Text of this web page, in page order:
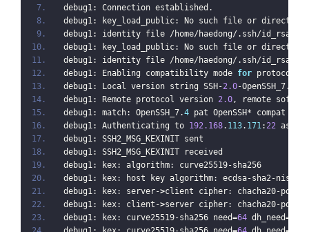
debug1: Connection established.
debug1: key_load_public: No such file or directory
debug1: identity file /home/haedong/.ssh/id_rsa
debug1: key_load_public: No such file or directory
debug1: identity file /home/haedong/.ssh/id_rsa-
debug1: Enabling compatibility mode for protocol
debug1: Local version string SSH-2.0-OpenSSH_7.
debug1: Remote protocol version 2.0 , remote
debug1: match: OpenSSH_7.4 pat OpenSSH* compat
debug1: Authenticating to 192.168. 113. 171 : 22 as
debug1: SSH2_MSG_KEXINIT sent
debug1: SSH2_MSG_KEXINIT received
debug1: kex: algorithm: curve25519-sha256
debug1: kex: host key algorithm: ecdsa-sha2-
debug1: kex: server->client cipher: chacha20-
debug1: kex: client->server cipher: chacha20-
debug1: kex: curve25519-sha256 need=64 dh_need=